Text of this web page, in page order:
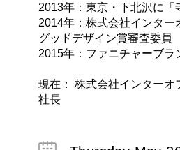
2013年：東京・下北沢に「
2014年：株式会社インター
グッドデザイン賞審査委員
2015年：ファニチャーブラ
現在： 株式会社インターオ
社長